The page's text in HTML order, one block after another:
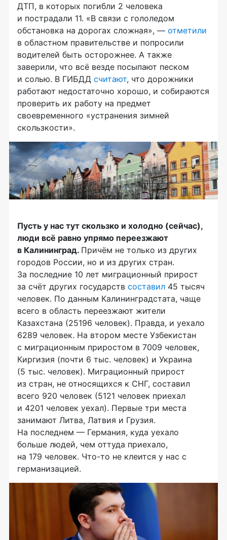
ДТП, в которых погибли 2 человека
и пострадали 11. «В связи с гололедом
обстановка на дорогах сложная», — отметили
в областном правительстве и попросили
водителей быть осторожнее. А также
заверили, что всё везде посыпают песком
и солью. В ГИБДД считают, что дорожники
работают недостаточно хорошо, и собираются
проверить их работу на предмет
своевременного «устранения зимней
скользкости».
Пусть у нас тут скользко и холодно (сейчас),
люди всё равно упрямо переезжают
в Калининград. Причём не только из других
городов России, но и из других стран.
За последние 10 лет миграционный прирост
за счёт других государств составил 45 тысяч
человек. По данным Калининградстата, чаще
всего в область переезжают жители
Казахстана (25196 человек). Правда, и уехало
6289 человек. На втором месте Узбекистан
с миграционным приростом в 7009 человек,
Киргизия (почти 6 тыс. человек) и Украина
(5 тыс. человек). Миграционный прирост
из стран, не относящихся к СНГ, составил
всего 920 человек (5121 человек приехал
и 4201 человек уехал). Первые три места
занимают Литва, Латвия и Грузия.
На последнем — Германия, куда уехало
больше людей, чем оттуда приехало,
на 179 человек. Что-то не клеится у нас с
германизацией.